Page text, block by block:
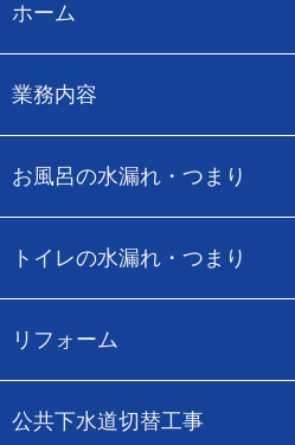
ホーム
業務内容
お風呂の水漏れ・つまり
トイレの水漏れ・つまり
リフォーム
公共下水道切替工事